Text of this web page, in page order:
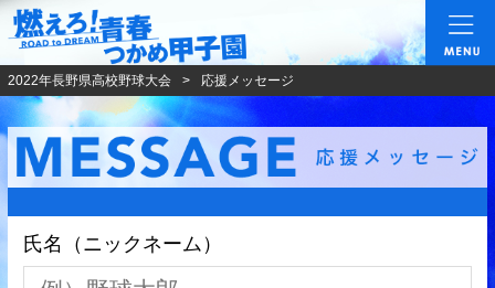
燃えろ!青春 つかめ
2022年長野県高校野球大会 応援メッセージ
氏名（ニックネーム）